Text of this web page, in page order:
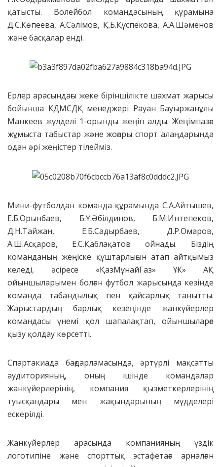
қатысты. Волейбол командасының құрамына
Д.С.Көпеева, А.Сәлімов, Қ.Б.Құспекова, А.А.Шәменов
және басқалар енді.
Ерлер арасындағы жеке біріншілікте шахмат жарысы
бойынша КДМСДҚ менеджері Рауан Бауыржанұлы
Манкеев жүлделі 1-орынды жеңіп алды. Жеңімпазға
жұмыста табыстар және жоғары спорт алаңдарында
одан әрі жеңістер тілейміз.
Мини-футболдан команда құрамында С.А.Айтышев,
Е.Б.Орынбаев, Б.Ү.Әбілдинов, Б.М.Интепеков,
Д.Н.Тайжан, Е.Б.Садырбаев, Д.Р.Омаров,
А.Ш.Асқаров, Е.С.Қаблақатов ойнады. Біздің
команданың жеңіске құштарлығын атап айтқымыз
келеді, әсіресе «ҚазМұнайГаз» ҰК» АҚ
ойыншыларымен болған футбол жарысында кезінде
команда табандылық пен қайсарлық танытты.
Жарыстардың барлық кезеңінде жанкүйерлер
командасы үнемі қол шапалақтап, ойыншыларға
қызу қолдау көрсетті.
Спартакиада бағдарламасында, әртүрлі мақсатты
аудиторияның, оның ішінде командалар
жанкүйерлерінің, компания қызметкерлерінің
туысқандары мен жақындарының мүдделері
ескерілді.
Жанкүйерлер арасында компанияның үздік
логотипіне және спорттық эстафетаға арналған